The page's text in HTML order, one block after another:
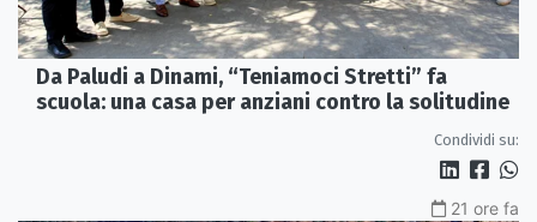
Da Paludi a Dinami, “Teniamoci Stretti” fa
scuola: una casa per anziani contro la solitudine
Condividi su:
21 ore fa